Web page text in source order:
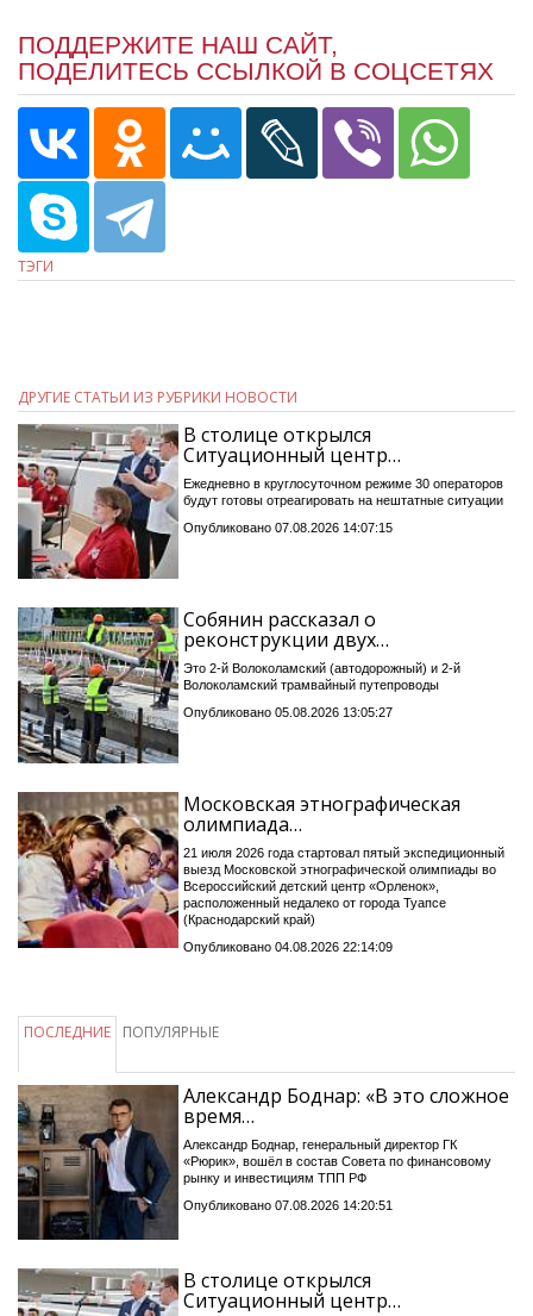
ПОДДЕРЖИТЕ НАШ САЙТ,
ПОДЕЛИТЕСЬ ССЫЛКОЙ В СОЦСЕТЯХ
ТЭГИ
ДРУГИЕ СТАТЬИ ИЗ РУБРИКИ НОВОСТИ
В столице открылся
Ситуационный центр…
Ежедневно в круглосуточном режиме 30 операторов
будут готовы отреагировать на нештатные ситуации
Опубликовано 07.08.2026 14:07:15
Собянин рассказал о
реконструкции двух…
Это 2-й Волоколамский (автодорожный) и 2-й
Волоколамский трамвайный путепроводы
Опубликовано 05.08.2026 13:05:27
Московская этнографическая
олимпиада…
21 июля 2026 года стартовал пятый экспедиционный
выезд Московской этнографической олимпиады во
Всероссийский детский центр «Орленок»,
расположенный недалеко от города Туапсе
(Краснодарский край)
Опубликовано 04.08.2026 22:14:09
ПОСЛЕДНИЕ ПОПУЛЯРНЫЕ
Александр Боднар: «В это сложное
время…
Александр Боднар, генеральный директор ГК
«Рюрик», вошёл в состав Совета по финансовому
рынку и инвестициям ТПП РФ
Опубликовано 07.08.2026 14:20:51
В столице открылся
Ситуационный центр…